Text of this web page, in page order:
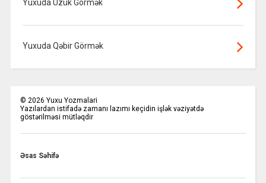
Yuxuda Üzük Görmək
Yuxuda Qəbir Görmək
© 2026 Yuxu Yozmalari
Yazılardan istifadə zamanı lazımı keçidin işlək vəziyətdə
göstərilməsi mütləqdir
Əsas Səhifə